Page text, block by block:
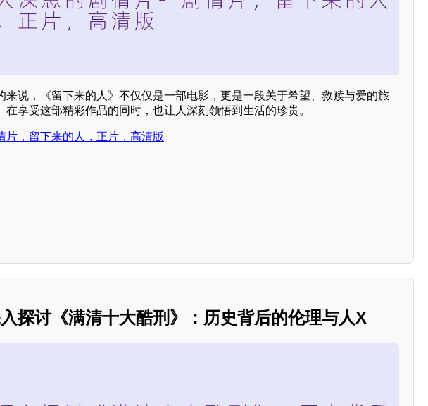
来说，《留下来的人》不仅仅是一部电影，更是一段关于希望、救赎与爱的旅
在享受这部精彩作品的同时，也让人深刻领悟到生活的珍贵。
片，留下来的人，正片，高清版
探讨《满清十大酷刑》：历史背后的伦理与人X